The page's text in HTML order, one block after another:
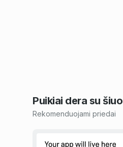
Puikiai dera su šiuo
Rekomenduojami priedai